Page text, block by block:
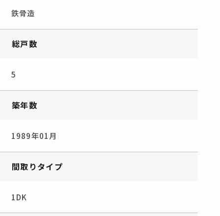
鉄骨造
総戸数
5
築年数
1989年01月
間取りタイプ
1DK